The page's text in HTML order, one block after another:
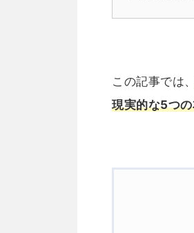
この記事では、
現実的な5つ